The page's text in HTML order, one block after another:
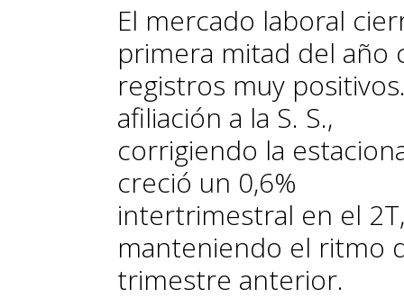
El mercado laboral
primera mitad del año
registros muy
afiliación a la S. S.,
corrigiendo la
creció un 0,6%
intertrimestral en el 2T,
manteniendo el ritmo
trimestre anterior.